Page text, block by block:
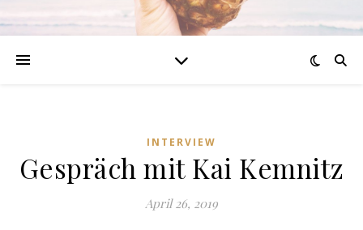
INTERVIEW
Gespräch mit Kai Kemnitz
April 26, 2019